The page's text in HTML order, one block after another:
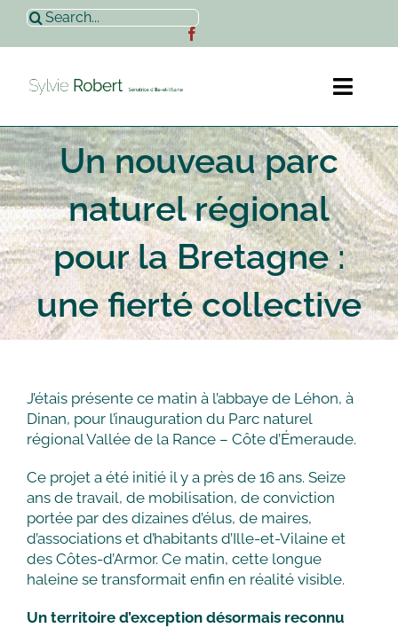
Passer
contenu
Rechercher:
Accueil
Sylvie Robert
Actualités
Contact
Un nouveau parc
naturel régional
pour la Bretagne :
une fierté collective
J’étais présente ce matin à l’abbaye de Léhon, à
Dinan, pour l’inauguration du Parc naturel
régional Vallée de la Rance – Côte d’Émeraude.
Ce projet a été initié il y a près de 16 ans. Seize
ans de travail, de mobilisation, de conviction
portée par des dizaines d’élus, de maires,
d’associations et d’habitants d’Ille-et-Vilaine et
des Côtes-d’Armor. Ce matin, cette longue
haleine se transformait enfin en réalité visible.
Un territoire d’exception désormais reconnu